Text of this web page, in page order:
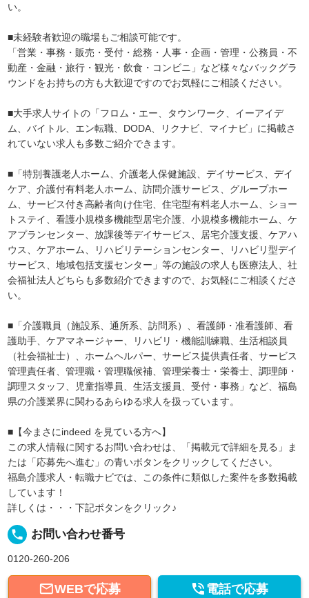
い。
■未経験者歓迎の職場もご相談可能です。
「営業・事務・販売・受付・総務・人事・企画・管理・公務員・不
動産・金融・旅行・観光・飲食・コンビニ」など様々なバックグラ
ウンドをお持ちの方も大歓迎ですのでお気軽にご相談ください。
■大手求人サイトの「フロム・エー、タウンワーク、イーアイデ
ム、バイトル、エン転職、DODA、リクナビ、マイナビ」に掲載さ
れていない求人も多数ご紹介できます。
■「特別養護老人ホーム、介護老人保健施設、デイサービス、デイ
ケア、介護付有料老人ホーム、訪問介護サービス、グループホー
ム、サービス付き高齢者向け住宅、住宅型有料老人ホーム、ショー
トステイ、看護小規模多機能型居宅介護、小規模多機能ホーム、ケ
アプランセンター、放課後等デイサービス、居宅介護支援、ケアハ
ウス、ケアホーム、リハビリテーションセンター、リハビリ型デイ
サービス、地域包括支援センター」等の施設の求人も医療法人、社
会福祉法人どちらも多数紹介できますので、お気軽にご相談くださ
い。
■「介護職員（施設系、通所系、訪問系）、看護師・准看護師、看
護助手、ケアマネージャー、リハビリ・機能訓練職、生活相談員
（社会福祉士）、ホームヘルパー、サービス提供責任者、サービス
管理責任者、管理職・管理職候補、管理栄養士・栄養士、調理師・
調理スタッフ、児童指導員、生活支援員、受付・事務」など、福島
県の介護業界に関わるあらゆる求人を扱っています。
■【今まさにindeed を見ている方へ】
この求人情報に関するお問い合わせは、「掲載元で詳細を見る」ま
たは「応募先へ進む」の青いボタンをクリックしてください。
福島介護求人・転職ナビでは、この条件に類似した案件を多数掲載
しています！
詳しくは・・・下記ボタンをクリック♪
local_phone お問い合わせ番号
0120-260-206
WEBで応募  電話で応募